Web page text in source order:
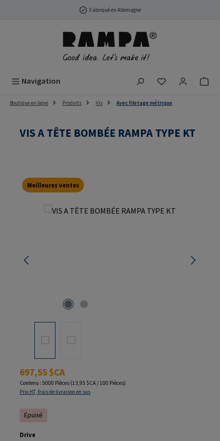
Passer au contenu principalFabriqué en Allemagne
Navigation Vous avez 0
Boutique en ligne Produits Vis Avec filetage métrique
VIS A TÊTE BOMBÉE RAMPA TYPE KT
Meilleures ventes
Ignorer la galerie d'images
Prix régulier :
697,55 $CA
Contenu : 5000 Pièces (13,95 $CA / 100 Pièces)
Prix HT, frais de livraison en sus
Épuisé
Sélectionnez
Drive